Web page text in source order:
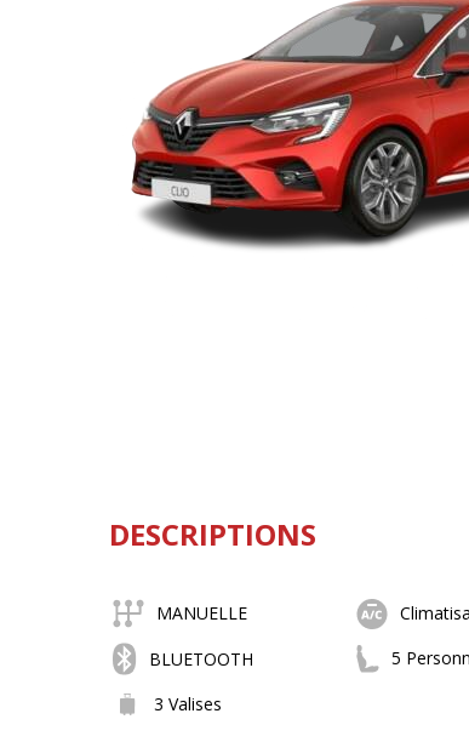
DESCRIPTIONS
MANUELLE
BLUETOOTH
5
3 Valises